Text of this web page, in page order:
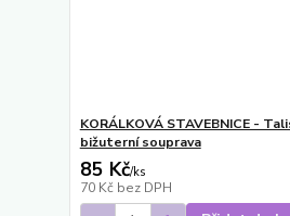
KORÁLKOVÁ STAVEBNICE -
bižuterní souprava
85 Kč/ks
70 Kč bez DPH